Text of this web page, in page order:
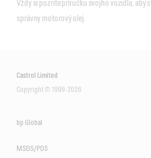
Vždy si pozrite príručku svojho vozidla, aby
správny motorový olej.
Castrol Limited
Copyright © 1999-2026
bp Global
MSDS/PDS